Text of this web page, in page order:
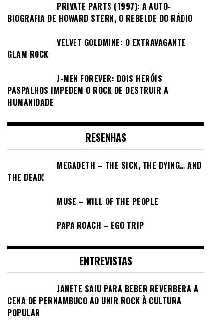
PRIVATE PARTS (1997): A AUTO-
BIOGRAFIA DE HOWARD STERN, O REBELDE DO RÁDIO
VELVET GOLDMINE: O EXTRAVAGANTE
GLAM ROCK
J-MEN FOREVER: DOIS HERÓIS
PASPALHOS IMPEDEM O ROCK DE DESTRUIR A
HUMANIDADE
RESENHAS
MEGADETH – THE SICK, THE DYING… AND
THE DEAD!
MUSE – WILL OF THE PEOPLE
PAPA ROACH – EGO TRIP
ENTREVISTAS
JANETE SAIU PARA BEBER REVERBERA A
CENA DE PERNAMBUCO AO UNIR ROCK À CULTURA
POPULAR